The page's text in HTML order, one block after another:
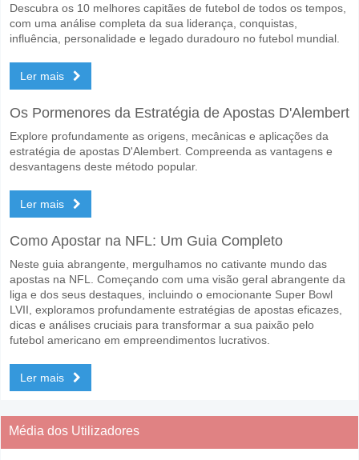
Descubra os 10 melhores capitães de futebol de todos os tempos,
com uma análise completa da sua liderança, conquistas,
influência, personalidade e legado duradouro no futebol mundial.
Ler mais
Os Pormenores da Estratégia de Apostas D'Alembert
Explore profundamente as origens, mecânicas e aplicações da
estratégia de apostas D'Alembert. Compreenda as vantagens e
desvantagens deste método popular.
Ler mais
Como Apostar na NFL: Um Guia Completo
Neste guia abrangente, mergulhamos no cativante mundo das
apostas na NFL. Começando com uma visão geral abrangente da
liga e dos seus destaques, incluindo o emocionante Super Bowl
LVII, exploramos profundamente estratégias de apostas eficazes,
dicas e análises cruciais para transformar a sua paixão pelo
futebol americano em empreendimentos lucrativos.
Ler mais
Média dos Utilizadores